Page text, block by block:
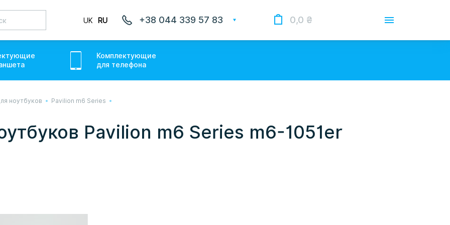
вам.
UK RU +38 044 339 57 83 0,0 ₴
Доставка
Оплата
а
Комплектующие
для телефона
ноутбуков Pavilion m6 Series
Pavilion m6 Series m6-1051er